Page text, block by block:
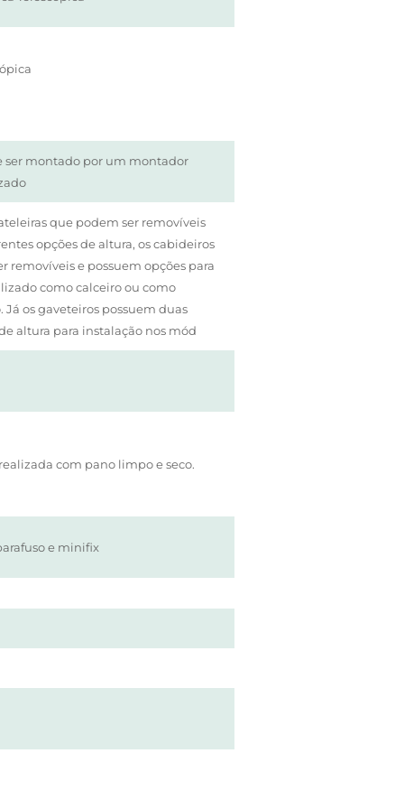
ser montado por um montador
que podem ser removíveis
opções de altura, os cabideiros
removíveis e possuem opções para
como calceiro ou como
Já os gaveteiros possuem duas
altura para instalação nos mód
com pano limpo e seco.
e minifix